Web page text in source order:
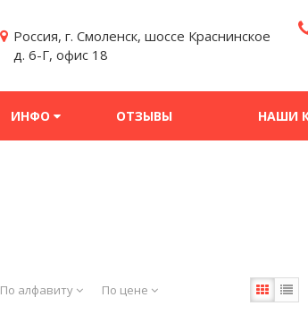
Россия, г. Смоленск, шоссе Краснинское
д. 6-Г, офис 18
ИНФО ОТЗЫВЫ НАШИ
По алфавиту По цене